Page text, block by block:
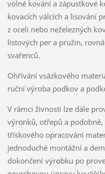
volné kování a zápustkové
kovacích válcích a lisování
z oceli nebo neželezných
listových per a pružin,
svařenců.
Ohřívání vsázkového
ruční výroba podkov a
V rámci živnosti lze dále
výronků, otřepů a
třískového opracování
jednoduché montážní a
dokončení výrobku po